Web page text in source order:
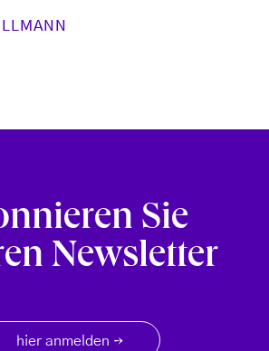
Sie
Newsletter
hier anmelden →